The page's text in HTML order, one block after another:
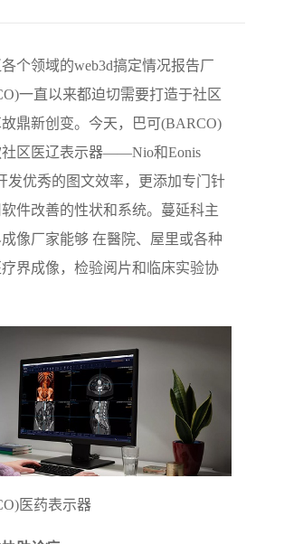
领域的web3d搞定情况报告厂
一直以来都迫切需要打造于社区
鼎新创变。今天，巴可(BARCO)
社区医辽表示器——Nio和Eonis
发优秀的图文效率，更添加专门针
件改善的性状和系统。蔓延科主
像厂家能够 在醫院、屋里或各种
界成像，检验阅片和临床实验协
医药表示器